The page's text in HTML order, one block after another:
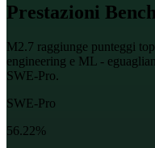
Prestazioni
M2.7 raggiunge punteggi
engineering e ML -
SWE-Pro.
SWE-Pro
56.22%